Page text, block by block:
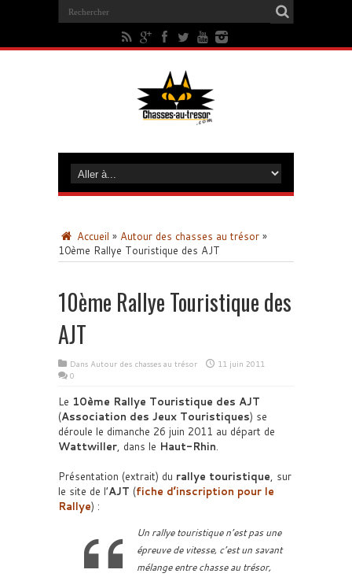
Accueil » Autour des chasses au trésor »
10ème Rallye Touristique des AJT
10ème Rallye Touristique des
AJT
Dans Autour des chasses au trésor
11 juin 2011
0
Le 10ème Rallye Touristique des AJT
(Association des Jeux Touristiques) se
déroule le dimanche 26 juin 2011 au départ de
Wattwiller, dans le Haut-Rhin.
Présentation (extrait) du rallye touristique, sur
le site de l’AJT (fiche d’inscription pour le
Rallye) :
Un rallye touristique n’est pas une
épreuve de vitesse, c’est un savant
mélange entre chasse au trésor,